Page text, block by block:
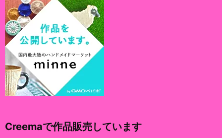
Creemaで作品販売しています